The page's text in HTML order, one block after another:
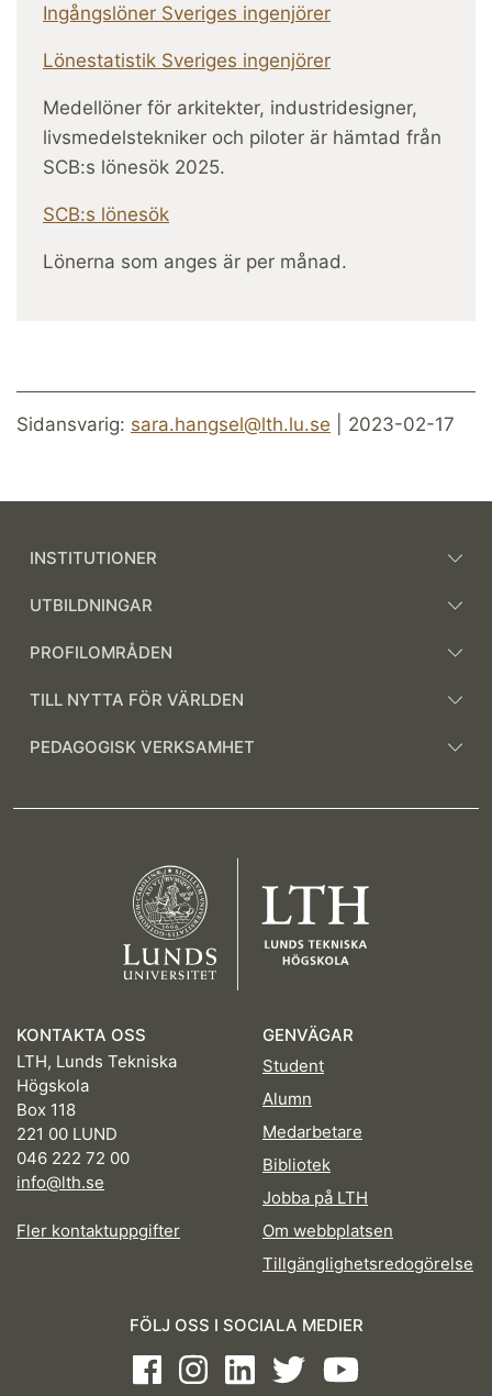
Ingångslöner Sveriges ingenjörer
Lönestatistik Sveriges ingenjörer
Medellöner för arkitekter, industridesigner,
livsmedelstekniker och piloter är hämtad från
SCB:s lönesök 2025.
SCB:s lönesök
Lönerna som anges är per månad.
Sidansvarig: sara.hangsel@lth.lu.se | 2023-02-17
INSTITUTIONER
UTBILDNINGAR
PROFILOMRÅDEN
TILL NYTTA FÖR VÄRLDEN
PEDAGOGISK VERKSAMHET
KONTAKTA OSS
LTH, Lunds Tekniska
Högskola
Box 118
221 00 LUND
046 222 72 00
info@lth.se
Fler kontaktuppgifter
GENVÄGAR
Student
Alumn
Medarbetare
Bibliotek
Jobba på LTH
Om webbplatsen
Tillgänglighetsredogörelse
FÖLJ OSS I SOCIALA MEDIER
FacebookInstagramLinkedInTwitterYoutube